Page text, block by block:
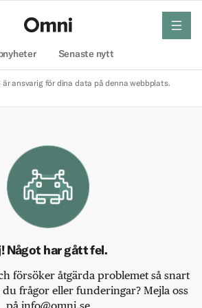
Senaste nytt
meny
ansvarig för dina data på denna webbplats.
Något har gått fel.
försöker åtgärda problemet så snart
frågor eller funderingar? Mejla oss